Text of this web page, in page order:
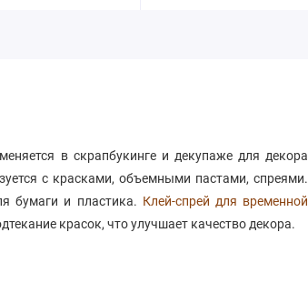
в скрапбукинге и декупаже для декора
с красками, объемными пастами, спреями.
бумаги и пластика. Клей-спрей для временной
красок, что улучшает качество декора.